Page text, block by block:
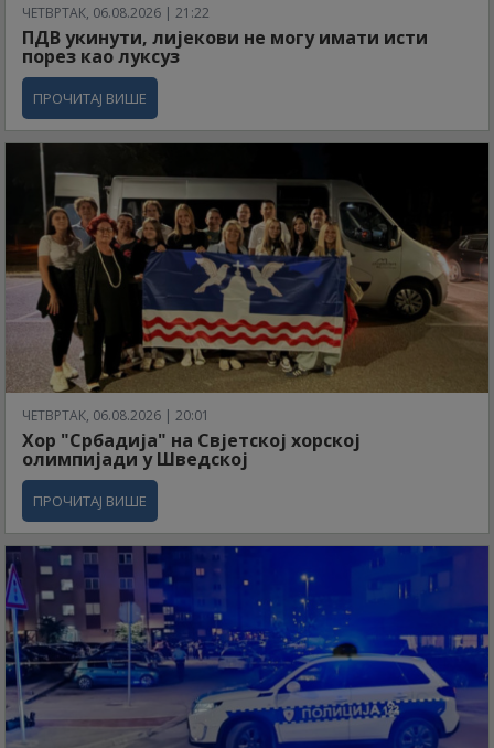
ЧЕТВРТАК, 06.08.2026 | 21:22
ПДВ укинути, лијекови не могу имати исти
порез као луксуз
ПРОЧИТАЈ ВИШЕ
ЧЕТВРТАК, 06.08.2026 | 20:01
Хор "Србадија" на Свјетској хорској
олимпијади у Шведској
ПРОЧИТАЈ ВИШЕ